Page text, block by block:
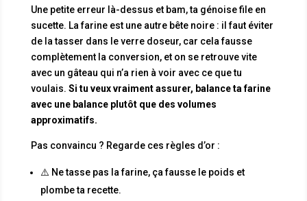
Une petite erreur là-dessus et bam, ta génoise file en
sucette. La farine est une autre bête noire : il faut éviter
de la tasser dans le verre doseur, car cela fausse
complètement la conversion, et on se retrouve vite
avec un gâteau qui n’a rien à voir avec ce que tu
voulais. Si tu veux vraiment assurer, balance ta farine
avec une balance plutôt que des volumes
approximatifs.
Pas convaincu ? Regarde ces règles d’or :
⚠️ Ne tasse pas la farine, ça fausse le poids et
plombe ta recette.